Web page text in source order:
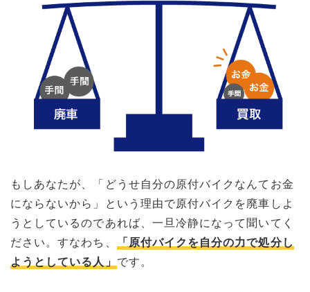
もしあなたが、「どうせ自分の原付バイクなんてお金
にならないから」という理由で原付バイクを廃車しよ
うとしているのであれば、一旦冷静になって聞いてく
ださい。すなわち、
「原付バイクを自分の力で処分し
ようとしている人」 です。